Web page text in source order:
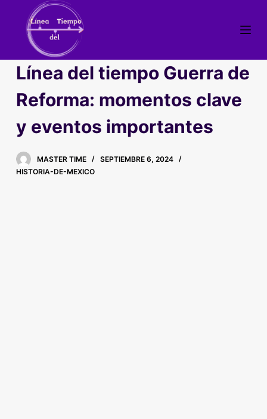
t
a
c
o
n
Línea del tiempo Guerra de
Reforma: momentos clave
y eventos importantes
MASTER TIME
SEPTIEMBRE 6, 2024
HISTORIA-DE-MEXICO